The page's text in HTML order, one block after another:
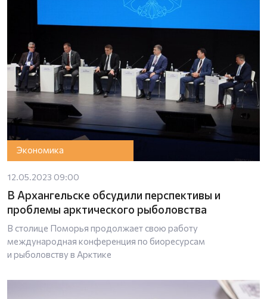
Экономика
12.05.2023 09:00
В Архангельске обсудили перспективы и
проблемы арктического рыболовства
В столице Поморья продолжает свою работу
международная конференция по биоресурсам
и рыболовству в Арктике